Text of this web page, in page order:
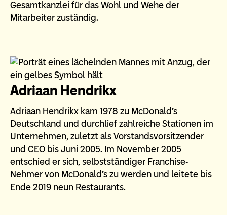
Gesamtkanzlei für das Wohl und Wehe der
Mitarbeiter zuständig.
Adriaan Hendrikx
Adriaan Hendrikx kam 1978 zu McDonald's
Deutschland und durchlief zahlreiche Stationen im
Unternehmen, zuletzt als Vorstandsvorsitzender
und CEO bis Juni 2005. Im November 2005
entschied er sich, selbstständiger Franchise-
Nehmer von McDonald's zu werden und leitete bis
Ende 2019 neun Restaurants.